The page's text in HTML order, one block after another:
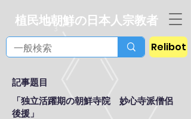
植民地朝鮮の日本人宗教者
Relibot
記事題目
「独立活躍期の朝鮮寺院 妙心寺派僧侶
後援」